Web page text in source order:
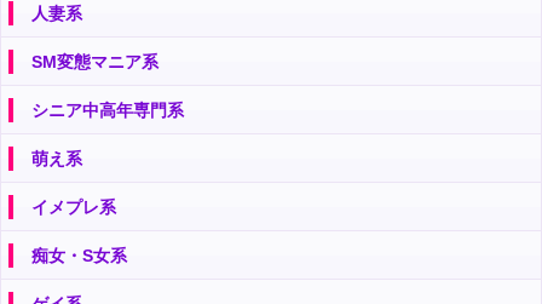
人妻系
SM変態マニア系
シニア中高年専門系
萌え系
イメプレ系
痴女・S女系